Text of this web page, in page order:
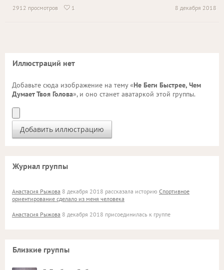
8 декабря 2018
2912 просмотров  1
Иллюстраций нет
Добавьте сюда изображение на тему «Не Беги Быстрее, Чем
Думает Твоя Голова», и оно станет аватаркой этой группы.
Журнал группы
Анастасия Рыжова 8 декабря 2018 рассказала историю Спортивное
ориентирование сделало из меня человека
Анастасия Рыжова 8 декабря 2018 присоединилась к группе
Близкие группы